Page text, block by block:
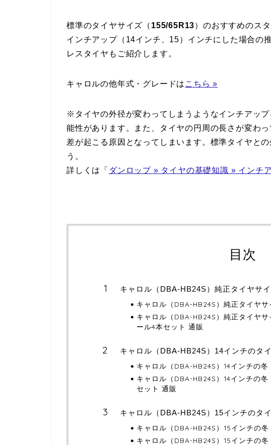
標準のタイヤサイズ（ 155/65R13）のおすすめのス
インチアップ（14インチ、15）インチにした場合の
レスタイヤもご紹介します。
キャロルの他年式・グレードは こちら »
※タイヤの外径が変わってしまうようなインチアッ
能性があります。また、タイヤの円周の長さが変わ
差が起こる原因となってしまいます。標準タイヤと
う。
詳しくは「 ダンロップ » タイヤの基礎知識 » インチ
目次
キャロル（DBA-HB24S）純正タイヤサ
キャロル（DBA-HB24S）純正タイヤ
キャロル（DBA-HB24S）純正タイヤ
ール4本セット 通販
キャロル（DBA-HB24S）14インチのタ
キャロル（DBA-HB24S）14インチの
キャロル（DBA-HB24S）14インチの
セット 通販
キャロル（DBA-HB24S）15インチのタ
キャロル（DBA-HB24S）15インチの
キャロル（DBA-HB24S）15インチの